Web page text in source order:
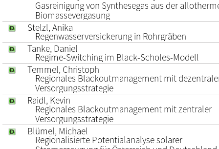
Gasreinigung von Synthesegas aus der
Biomassevergasung
Stelzl, Anika
Regenwasserversickerung in Rohrgräben
Tanke, Daniel
Regime-Switching im Black-Scholes-Modell
Temmel, Christoph
Regionales Blackoutmanagement mit
Versorgungsstrategie
Raidl, Kevin
Regionales Blackoutmanagement mit zentraler
Versorgungsstrategie
Blümel, Michael
Regionalisierte Potentialanalyse solarer